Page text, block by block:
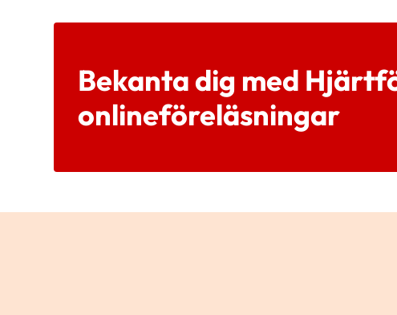
Bekanta dig med
onlineföreläsningar